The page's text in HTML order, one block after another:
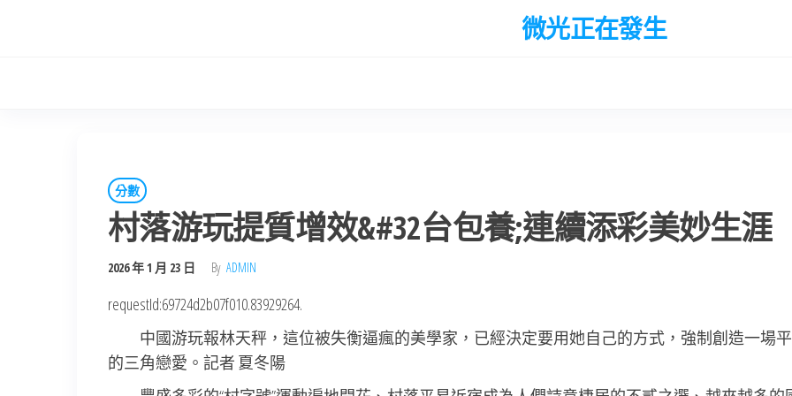
微光正在發生
分數
村落游玩提質增效&#32台包養;連續添彩美妙生涯
2026 年 1 月 23 日 By ADMIN
requestId:69724d2b07f010.83929264.
中國游玩報林天秤，這位被失衡逼瘋的美學家，已經決定要用她自己的方式，強制創造一場
的三角戀愛。記者 夏冬陽